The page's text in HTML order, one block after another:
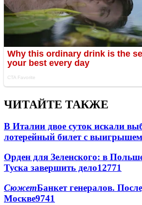
ЧИТАЙТЕ ТАКЖЕ
В Италии двое суток искали
лотерейный билет с выигрышем
Орден для Зеленского: в
Туска завершить дело12771
СюжетБанкет генералов.
Москве9741